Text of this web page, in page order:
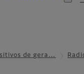
de gera…